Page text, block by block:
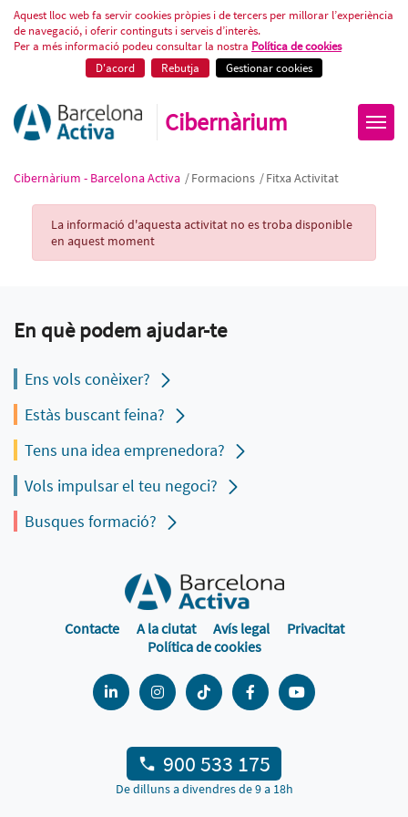
Fitxa Activitat
Aquest lloc web fa servir cookies pròpies i de tercers per millorar l’experiència
de navegació, i oferir continguts i serveis d’interès.
Per a més informació podeu consultar la nostra Política de cookies
D'acord
Rebutja Gestionar cookies
Cibernàrium
Cibernàrium - Barcelona Activa /Formacions /Fitxa Activitat
Activity Record
La informació d'aquesta activitat no es troba disponible
en aquest moment
En què podem ajudar-te
Ens vols conèixer?
Estàs buscant feina?
Tens una idea emprenedora?
Vols impulsar el teu negoci?
Busques formació?
Contacte A la ciutat Avís legal
Privacitat
Política de cookies
900 533 175
De dilluns a divendres de 9 a 18h